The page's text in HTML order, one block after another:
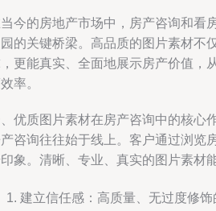
今的房地产市场中，房产咨询和看
的关键桥梁。高品质的图片素材不
更能真实、全面地展示房产价值，
率。
优质图片素材在房产咨询中的核心
咨询往往始于线上。客户通过浏览
象。清晰、专业、真实的图片素材
建立信任感：高质量、无过度修